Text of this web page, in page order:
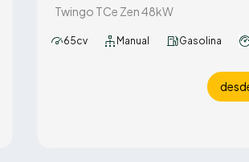
Twingo TCe Zen 48kW
65cv Manual Gasolina